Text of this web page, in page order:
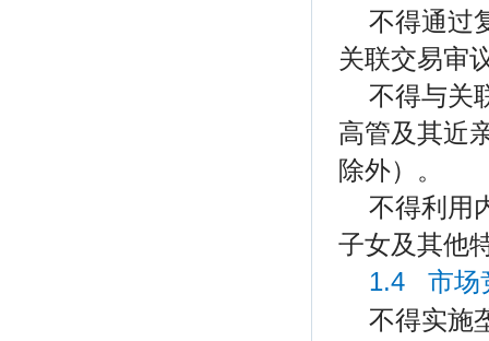
不得通过
关联交易审
不得与关
高管及其近
除外）。
不得利用
子女及其他
1.4 市场
不得实施